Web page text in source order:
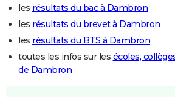
les résultats du bac à Dambron
les résultats du brevet à Dambron
les résultats du BTS à Dambron
toutes les infos sur les écoles,
de Dambron